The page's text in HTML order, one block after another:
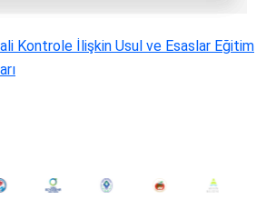
Kontrole İlişkin Usul ve Esaslar Eğitim